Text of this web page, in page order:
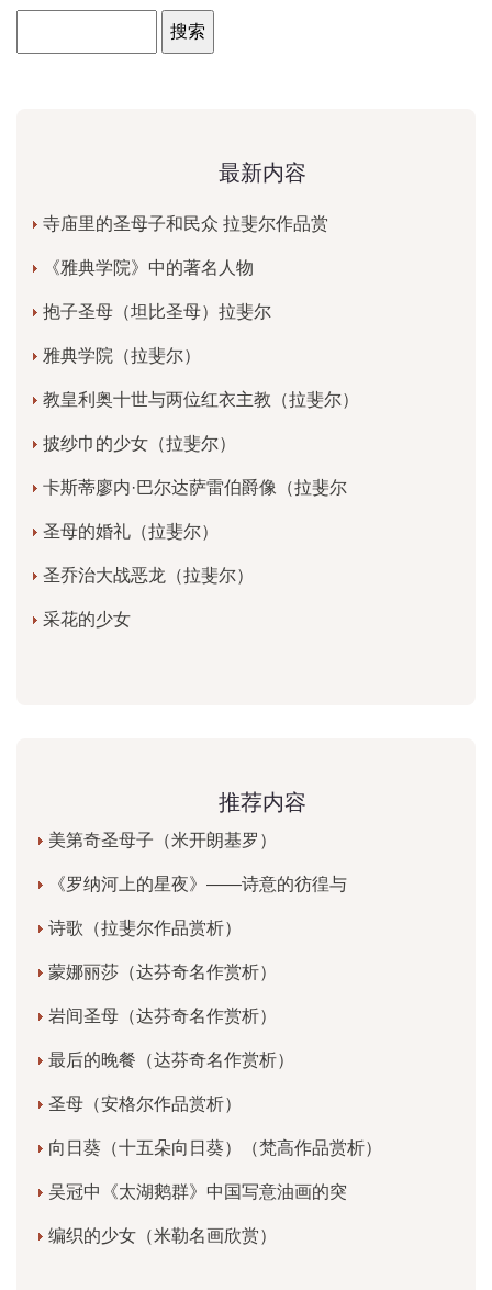
最新内容
寺庙里的圣母子和民众 拉斐尔作品赏
《雅典学院》中的著名人物
抱子圣母（坦比圣母）拉斐尔
雅典学院（拉斐尔）
教皇利奥十世与两位红衣主教（拉斐尔）
披纱巾的少女（拉斐尔）
卡斯蒂廖内·巴尔达萨雷伯爵像（拉斐尔
圣母的婚礼（拉斐尔）
圣乔治大战恶龙（拉斐尔）
采花的少女
推荐内容
美第奇圣母子（米开朗基罗）
《罗纳河上的星夜》——诗意的彷徨与
诗歌（拉斐尔作品赏析）
蒙娜丽莎（达芬奇名作赏析）
岩间圣母（达芬奇名作赏析）
最后的晚餐（达芬奇名作赏析）
圣母（安格尔作品赏析）
向日葵（十五朵向日葵）（梵高作品赏析）
吴冠中《太湖鹅群》中国写意油画的突
编织的少女（米勒名画欣赏）